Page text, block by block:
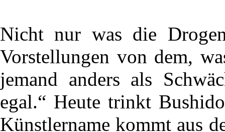
Nicht nur was die
Vorstellungen von dem,
jemand anders als
egal.“ Heute trinkt
Künstlername kommt aus